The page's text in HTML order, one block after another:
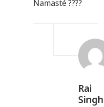
Namasté ????
Rai
Singh